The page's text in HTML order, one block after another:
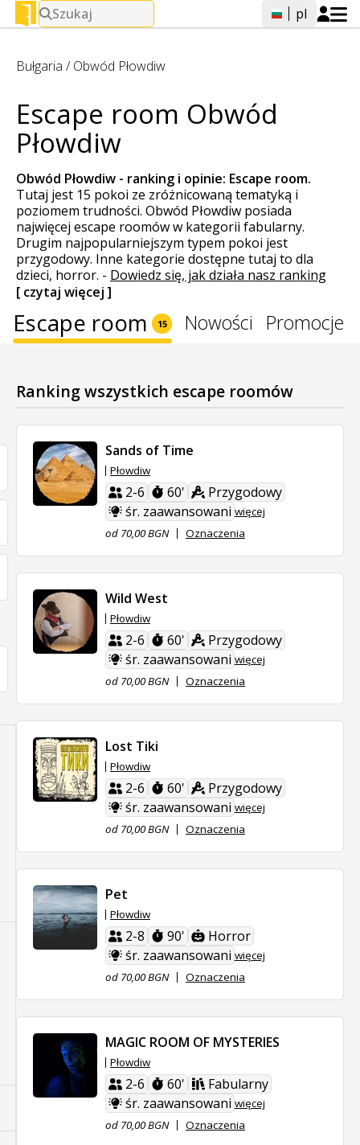
Szukaj pl
Bułgaria /Obwód Płowdiw
Escape room Obwód
Płowdiw
Obwód Płowdiw - ranking i opinie: Escape room.
Tutaj jest 15 pokoi ze zróżnicowaną tematyką i
poziomem trudności. Obwód Płowdiw posiada
najwięcej escape roomów w kategorii fabularny.
Drugim najpopularniejszym typem pokoi jest
przygodowy. Inne kategorie dostępne tutaj to dla
dzieci, horror. - Dowiedz się, jak działa nasz ranking
[ czytaj więcej ]
Escape room 15 Nowości Promocje
Ranking wszystkich escape roomów
Sands of Time
Płowdiw
2-6 60'
Przygodowy
śr. zaawansowani więcej
od 70,00 BGN
Oznaczenia
Wild West
Płowdiw
2-6 60'
Przygodowy
śr. zaawansowani więcej
od 70,00 BGN
Oznaczenia
Lost Tiki
Płowdiw
2-6 60'
Przygodowy
śr. zaawansowani więcej
od 70,00 BGN
Oznaczenia
Pet
Płowdiw
2-8 90'
Horror
śr. zaawansowani więcej
od 70,00 BGN
Oznaczenia
MAGIC ROOM OF MYSTERIES
Płowdiw
2-6 60'
Fabularny
śr. zaawansowani więcej
od 70,00 BGN
Oznaczenia